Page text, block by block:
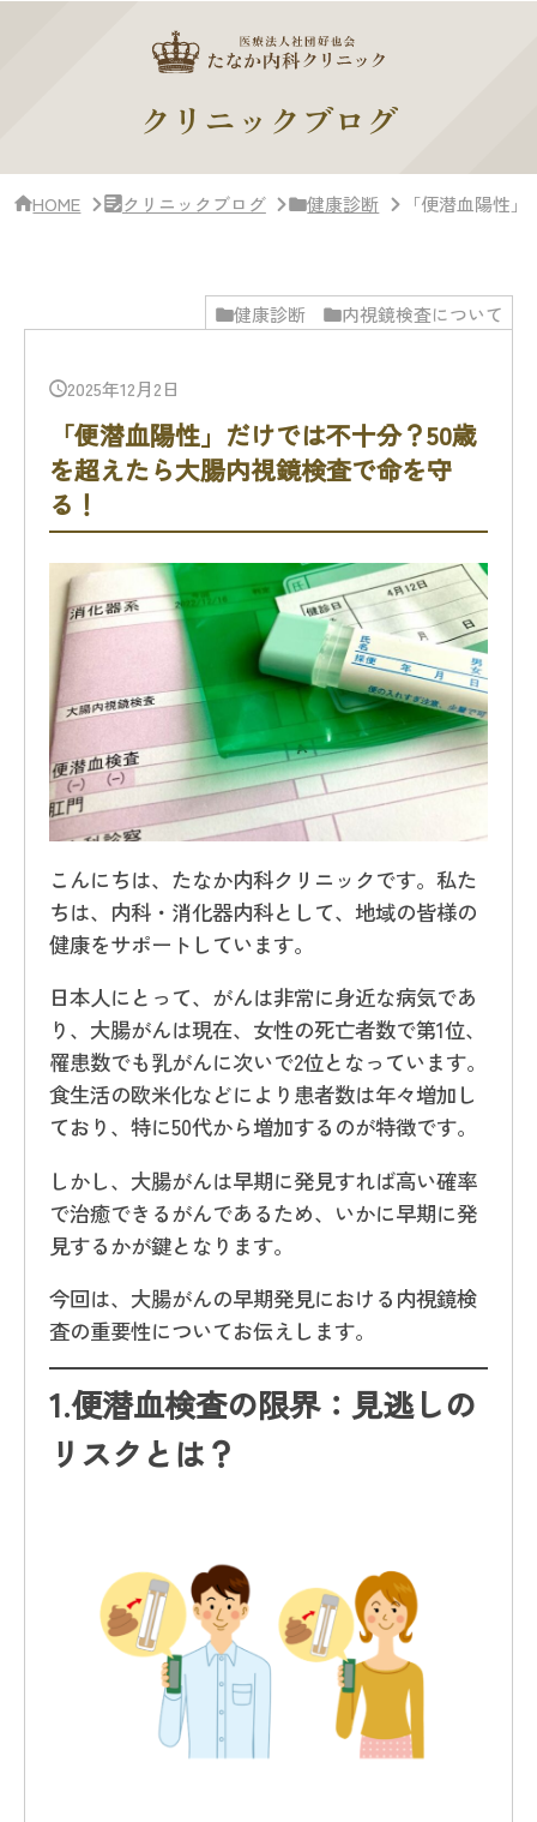
クリニックブログ
HOME クリニックブログ 健康診断 「便潜血陽性
健康診断 内視鏡検査について
2025年12月2日
「便潜血陽性」だけでは不十分？50歳
を超えたら大腸内視鏡検査で命を守
る！
こんにちは、たなか内科クリニックです。私た
ちは、内科・消化器内科として、地域の皆様の
健康をサポートしています。
日本人にとって、がんは非常に身近な病気であ
り、大腸がんは現在、女性の死亡者数で第1位、
罹患数でも乳がんに次いで2位となっています。
食生活の欧米化などにより患者数は年々増加し
ており、特に50代から増加するのが特徴です。
しかし、大腸がんは早期に発見すれば高い確率
で治癒できるがんであるため、いかに早期に発
見するかが鍵となります。
今回は、大腸がんの早期発見における内視鏡検
査の重要性についてお伝えします。
1.便潜血検査の限界：見逃しの
リスクとは？